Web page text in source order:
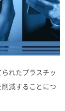
れたプラスチッ
減することにつ